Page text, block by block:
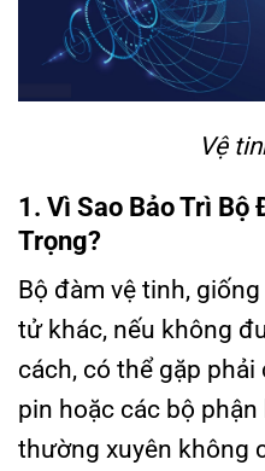
Vệ
1. Vì Sao Bảo Trì Bộ
Trọng?
Bộ đàm vệ tinh,
tử khác, nếu không
cách, có thể gặp phải
pin hoặc các bộ
thường xuyên không